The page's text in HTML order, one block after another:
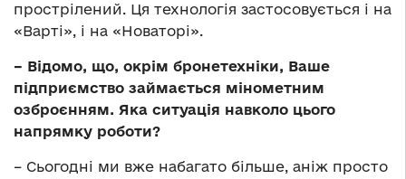
прострілений. Ця технологія застосовується і на
«Варті», і на «Новаторі».
– Відомо, що, окрім бронетехніки, Ваше
підприємство займається мінометним
озброєнням. Яка ситуація навколо цього
напрямку роботи?
– Сьогодні ми вже набагато більше, аніж просто